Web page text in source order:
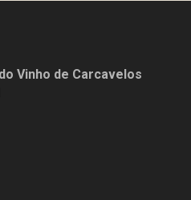
Vinho de Carcavelos